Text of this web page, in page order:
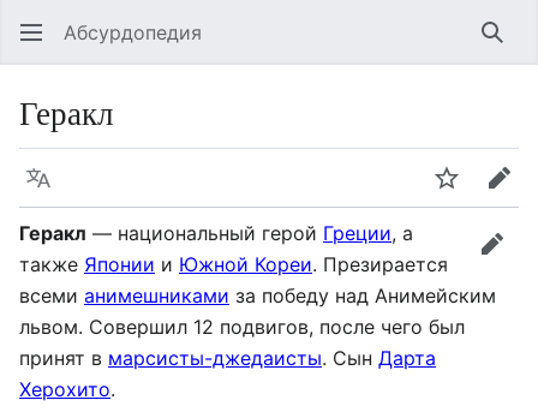
Абсурдопедия
Геракл
Язык
Геракл — национальный герой Греции, а
также Японии и Южной Кореи. Презирается
всеми анимешниками за победу над Анимейским
львом. Совершил 12 подвигов, после чего был
принят в марсисты-джедаисты. Сын Дарта
Херохито.